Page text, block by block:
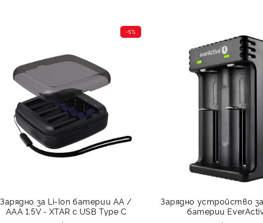
Зарядно за Li-Ion батерии АА /
ААА 1.5V - XTAR с USB Type C
-5%
Зарядно устройство
батерии